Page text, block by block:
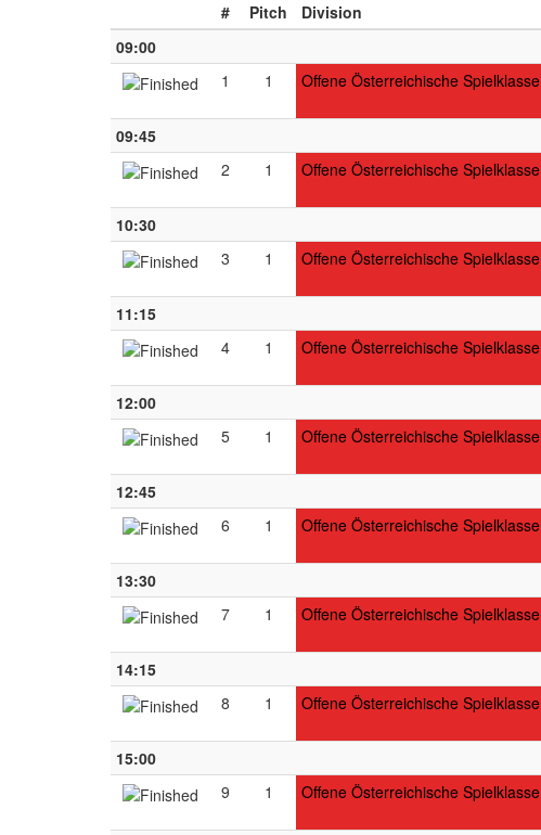
#
Pitch Division
09:00
1
1 Offene Österreichische Spielklasse
09:45
2
1 Offene Österreichische Spielklasse
10:30
3
1 Offene Österreichische Spielklasse
11:15
4
1 Offene Österreichische Spielklasse
12:00
5
1 Offene Österreichische Spielklasse
12:45
6
1 Offene Österreichische Spielklasse
13:30
7
1 Offene Österreichische Spielklasse
14:15
8
1 Offene Österreichische Spielklasse
15:00
9
1 Offene Österreichische Spielklasse